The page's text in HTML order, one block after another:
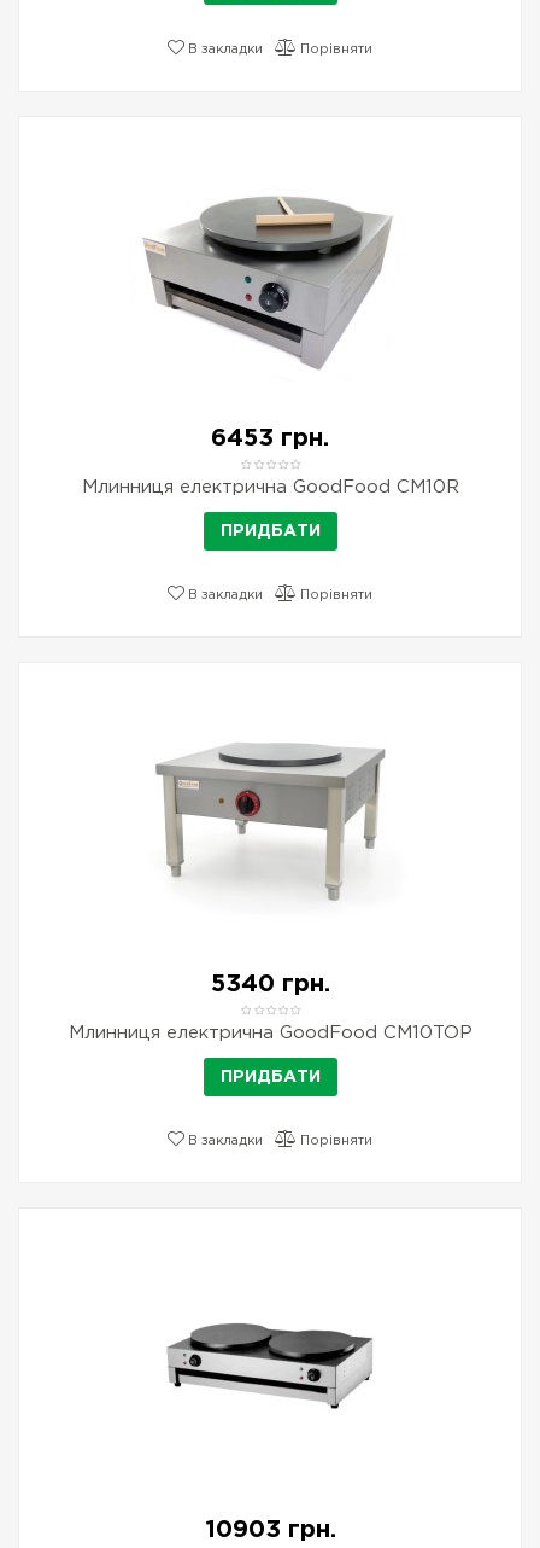
В закладки Порівняти
6453 грн.
Млинниця електрична GoodFood CM10R
ПРИДБАТИ
В закладки Порівняти
5340 грн.
Млинниця електрична GoodFood CM10TOP
ПРИДБАТИ
В закладки Порівняти
10903 грн.